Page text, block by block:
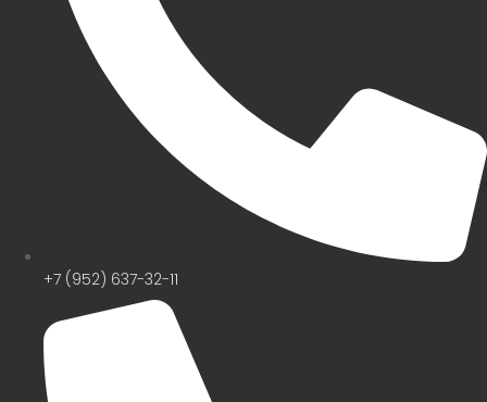
+7 (952) 637-32-11